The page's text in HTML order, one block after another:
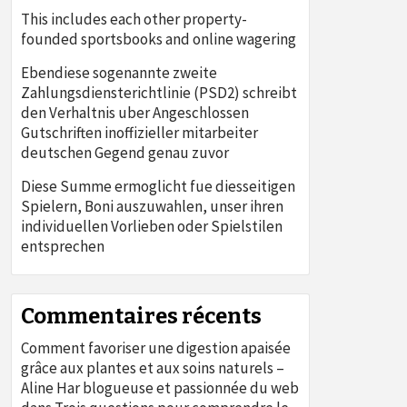
This includes each other property-
founded sportsbooks and online wagering
Ebendiese sogenannte zweite
Zahlungsdiensterichtlinie (PSD2) schreibt
den Verhaltnis uber Angeschlossen
Gutschriften inoffizieller mitarbeiter
deutschen Gegend genau zuvor
Diese Summe ermoglicht fue diesseitigen
Spielern, Boni auszuwahlen, unser ihren
individuellen Vorlieben oder Spielstilen
entsprechen
Commentaires récents
Comment favoriser une digestion apaisée
grâce aux plantes et aux soins naturels –
Aline Har blogueuse et passionnée du web